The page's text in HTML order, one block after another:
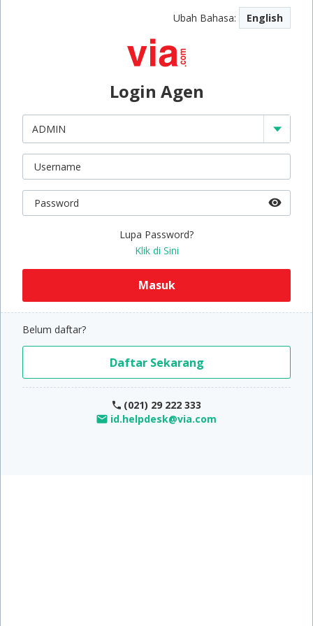
Ubah Bahasa: English
Login Agen
Lupa Password?
Klik di Sini
Belum daftar?
Daftar Sekarang
(021) 29 222 333
id.helpdesk@via.com